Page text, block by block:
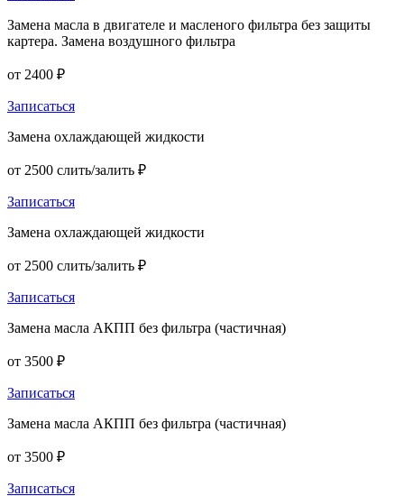
Замена масла в двигателе и масленого фильтра без защиты
картера. Замена воздушного фильтра
от 2400 ₽
Записаться
Замена охлаждающей жидкости
от 2500 слить/залить ₽
Записаться
Замена охлаждающей жидкости
от 2500 слить/залить ₽
Записаться
Замена масла АКПП без фильтра (частичная)
от 3500 ₽
Записаться
Замена масла АКПП без фильтра (частичная)
от 3500 ₽
Записаться